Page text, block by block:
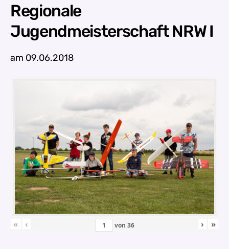
Regionale
Jugendmeisterschaft NRW I
am 09.06.2018
« ‹ von 36 › »